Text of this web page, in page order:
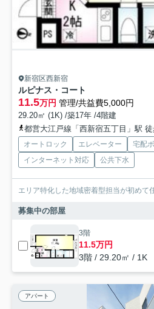
新宿区西新宿
ルピナス・コート
11.5万円 管理/共益費5,000円
29.20㎡ (1K) /築17年 /4階建
都営大江戸線「西新宿五丁目」駅
オートロック エレベーター
宅配
インターネット対応
公共下水
エリア特化した地域密着型担当が初めて
募集中の部屋
3階
11.5万円
3階 / 29.20㎡ / 1K
アパート